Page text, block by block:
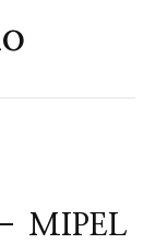
MIPEL